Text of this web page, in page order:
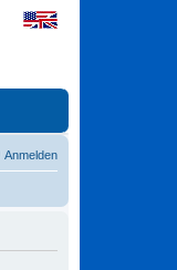
Anmelden